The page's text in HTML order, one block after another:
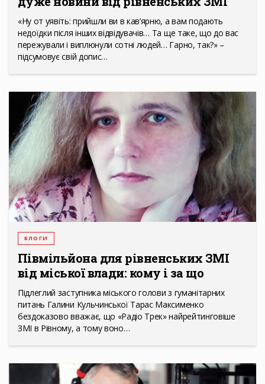
«Ну от уявіть: прийшли ви в кав’ярню, а вам подають
недоїдки після інших відвідувачів… Та ще таке, що до вас
пережували і виплюнули сотні людей… Гарно, так?» –
підсумовує свій допис…
БЛОГИ
Півмільйона для рівненських ЗМІ
від міської влади: кому і за що
Підлеглий заступника міського голови з гуманітарних
питань Галини Кульчинської Тарас Максименко
бездоказово вважає, що «Радіо Трек» найрейтинговіше
ЗМІ в Рівному, а тому воно…